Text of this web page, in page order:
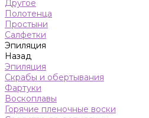
Другое
Полотенца
Простыни
Салфетки
Эпиляция
Назад
Эпиляция
Скрабы и обертывания
Фартуки
Воскоплавы
Горячие пленочные воски